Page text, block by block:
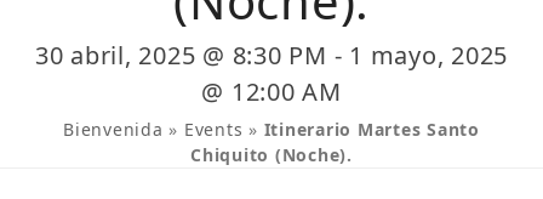
30 abril, 2025 @ 8:30 PM - 1 mayo, 2025
@ 12:00 AM
Bienvenida » Events » Itinerario Martes Santo
Chiquito (Noche).